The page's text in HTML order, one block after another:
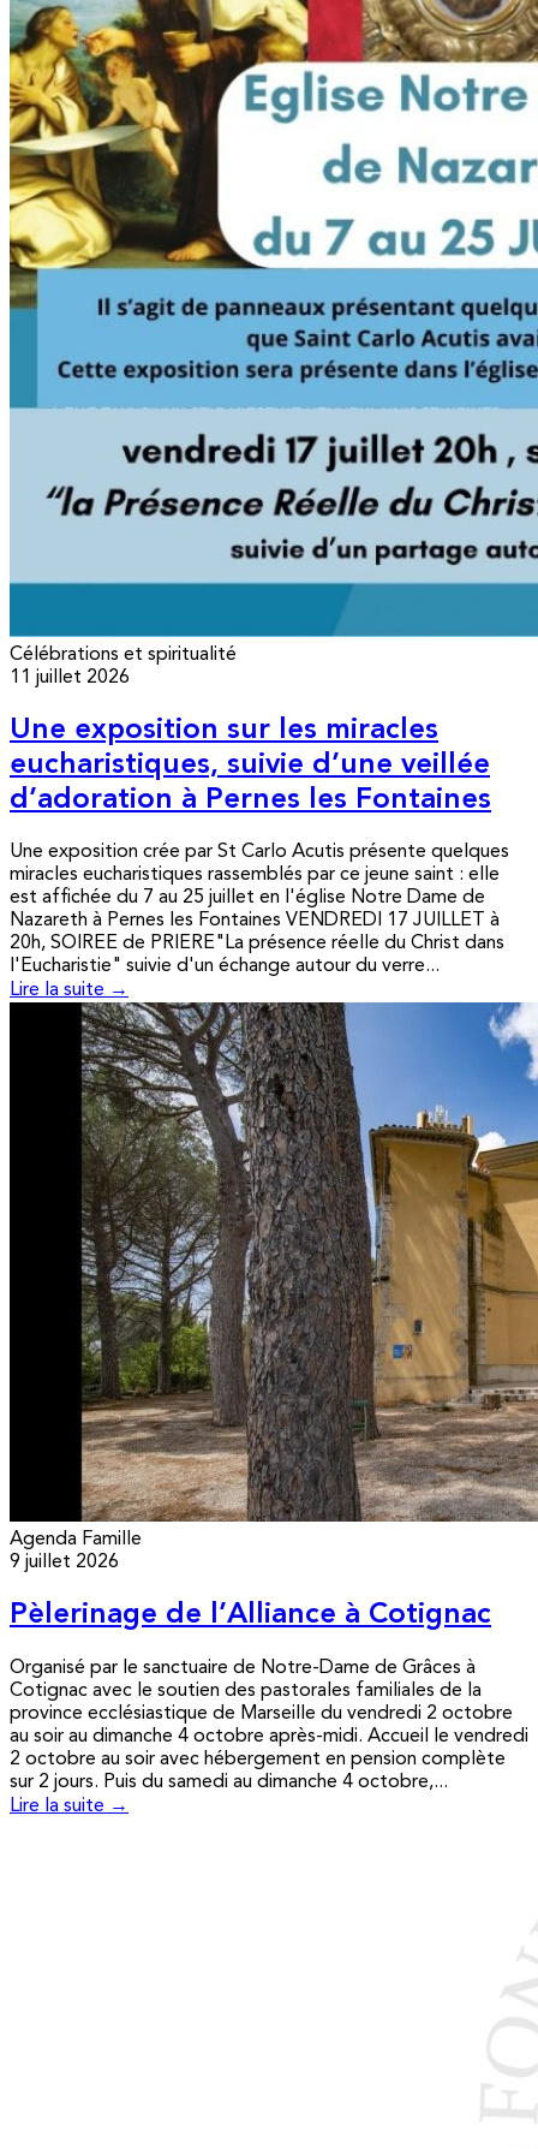
Célébrations et spiritualité
11 juillet 2026
Une exposition sur les miracles
eucharistiques, suivie d’une veillée
d’adoration à Pernes les Fontaines
Une exposition crée par St Carlo Acutis présente quelques
miracles eucharistiques rassemblés par ce jeune saint : elle
est affichée du 7 au 25 juillet en l'église Notre Dame de
Nazareth à Pernes les Fontaines VENDREDI 17 JUILLET à
20h, SOIREE de PRIERE"La présence réelle du Christ dans
l'Eucharistie" suivie d'un échange autour du verre...
Lire la suite →
Agenda Famille
9 juillet 2026
Pèlerinage de l’Alliance à Cotignac
Organisé par le sanctuaire de Notre-Dame de Grâces à
Cotignac avec le soutien des pastorales familiales de la
province ecclésiastique de Marseille du vendredi 2 octobre
au soir au dimanche 4 octobre après-midi. Accueil le vendredi
2 octobre au soir avec hébergement en pension complète
sur 2 jours. Puis du samedi au dimanche 4 octobre,...
Lire la suite →